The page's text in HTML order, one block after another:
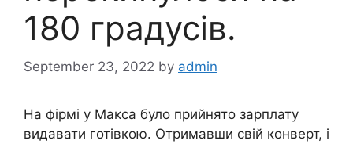
180 градусів.
September 23, 2022 by admin
На фірмі у Макса було прийнято зарплату
видавати готівкою. Отримавши свій конверт, і